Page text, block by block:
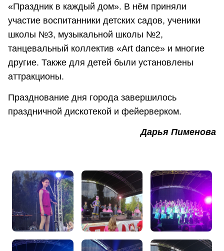
«Праздник в каждый дом». В нём приняли
участие воспитанники детских садов, ученики
школы №3, музыкальной школы №2,
танцевальный коллектив «Art dance» и многие
другие. Также для детей были установлены
аттракционы.
Празднование дня города завершилось
праздничной дискотекой и фейерверком.
Дарья Пименова